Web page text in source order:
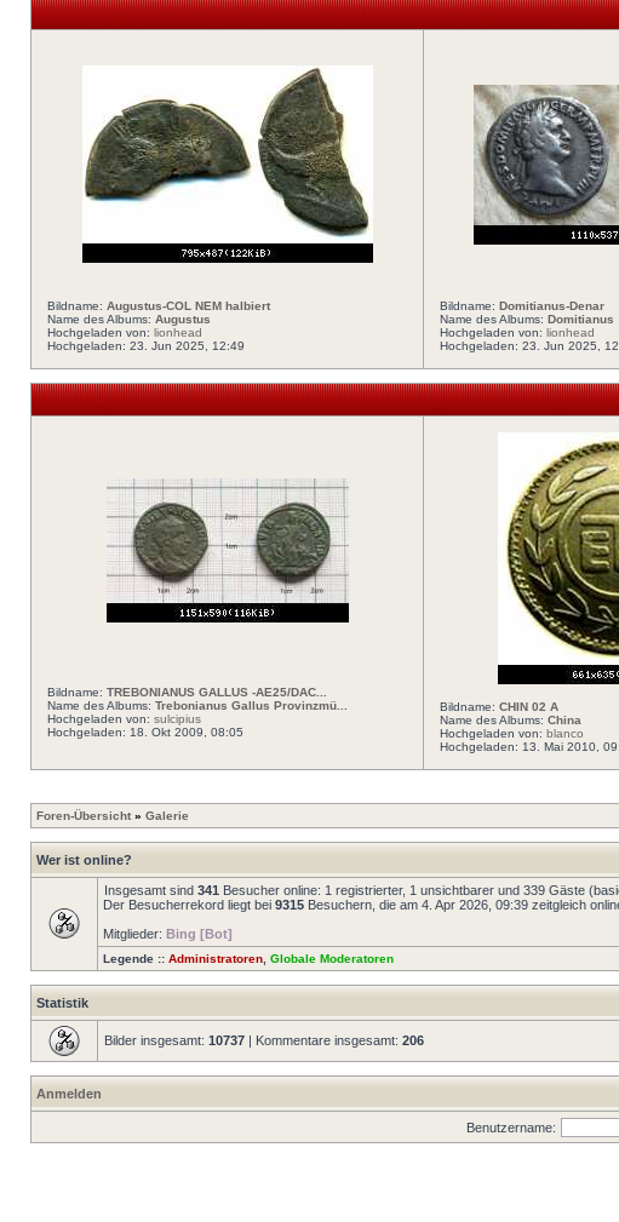
Bildname: Augustus-COL NEM halbiert
Name des Albums: Augustus
Hochgeladen von: lionhead
Hochgeladen: 23. Jun 2025, 12:49
Bildname: Domitianus-Denar
Name des Albums: Domitianus
Hochgeladen von: lionhead
Hochgeladen: 23. Jun 2025,
Bildname: TREBONIANUS GALLUS -AE25/DAC...
Name des Albums: Trebonianus Gallus Provinzmü...
Hochgeladen von: sulcipius
Hochgeladen: 18. Okt 2009, 08:05
Bildname: CHIN 02 A
Name des Albums: China
Hochgeladen von: blanco
Hochgeladen: 13. Mai 2010,
Foren-Übersicht » Galerie
Wer ist online?
Insgesamt sind 341 Besucher online: 1 registrierter, 1 unsichtbarer und 339 Gäste
Der Besucherrekord liegt bei 9315 Besuchern, die am 4. Apr 2026, 09:39 zeitgleich
Mitglieder: Bing [Bot]
Legende :: Administratoren Globale Moderatoren
Statistik
Bilder insgesamt: 10737 | Kommentare insgesamt: 206
Anmelden
Benutzername: